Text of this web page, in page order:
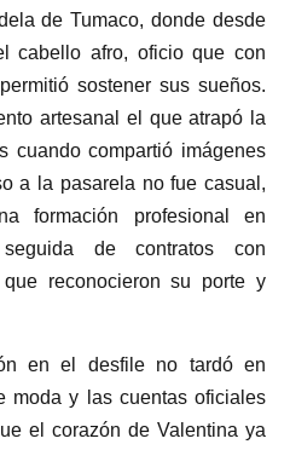
de Tumaco, donde desde
cabello afro, oficio que con
sostener sus sueños.
artesanal el que atrapó la
cuando compartió imágenes
a la pasarela no fue casual,
formación profesional en
seguida de contratos con
reconocieron su porte y
en el desfile no tardó en
moda y las cuentas oficiales
el corazón de Valentina ya